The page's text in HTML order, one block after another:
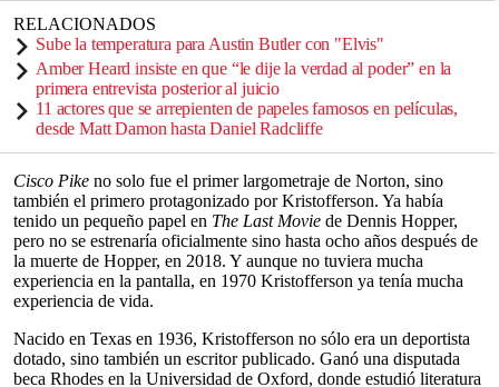
RELACIONADOS
Sube la temperatura para Austin Butler con "Elvis"
Amber Heard insiste en que “le dije la verdad al poder” en la
primera entrevista posterior al juicio
11 actores que se arrepienten de papeles famosos en películas,
desde Matt Damon hasta Daniel Radcliffe
Cisco Pike no solo fue el primer largometraje de Norton, sino
también el primero protagonizado por Kristofferson. Ya había
tenido un pequeño papel en The Last Movie de Dennis Hopper,
pero no se estrenaría oficialmente sino hasta ocho años después de
la muerte de Hopper, en 2018. Y aunque no tuviera mucha
experiencia en la pantalla, en 1970 Kristofferson ya tenía mucha
experiencia de vida.
Nacido en Texas en 1936, Kristofferson no sólo era un deportista
dotado, sino también un escritor publicado. Ganó una disputada
beca Rhodes en la Universidad de Oxford, donde estudió literatura